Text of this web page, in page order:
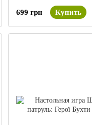
699 грн Купить